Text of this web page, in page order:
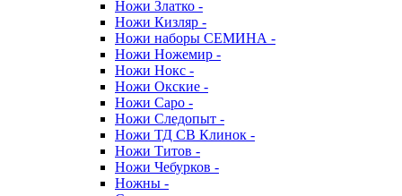
Ножи Златко -
Ножи Кизляр -
Ножи наборы СЕМИНА -
Ножи Ножемир -
Ножи Нокс -
Ножи Окские -
Ножи Саро -
Ножи Следопыт -
Ножи ТД СВ Клинок -
Ножи Титов -
Ножи Чебурков -
Ножны -